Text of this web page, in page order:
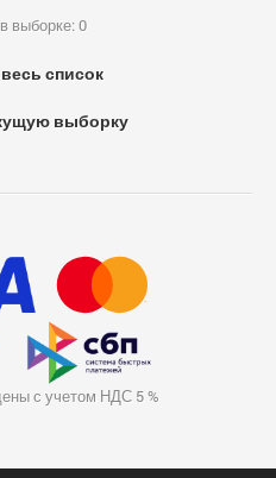
выборке: 0
список
выборку
с учетом НДС 5 %